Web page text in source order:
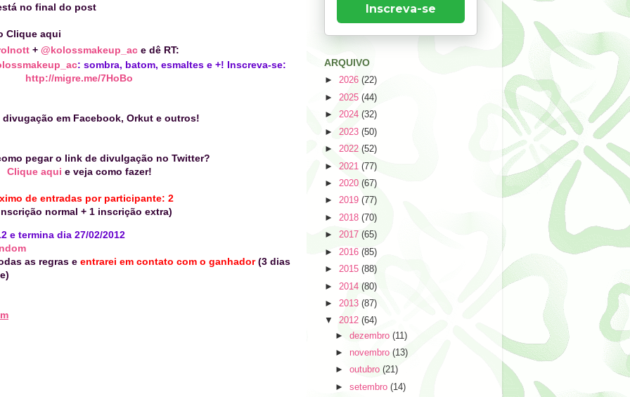
no final do post
Clique aqui
+ @kolossmakeup_ac e dê RT:
: sombra, batom, esmaltes e +! Inscreva-se:
http://migre.me/7HoBo
divugação em Facebook, Orkut e outros!
pegar o link de divulgação no Twitter?
Clique aqui e veja como fazer!
de entradas por participante: 2
normal + 1 inscrição extra)
e termina dia 27/02/2012
as regras e entrarei em contato com o ganhador(3 dias
Inscreva-se
ARQUIVO
► 2026 (22)
► 2025 (44)
► 2024 (32)
► 2023 (50)
► 2022 (52)
► 2021 (77)
► 2020 (67)
► 2019 (77)
► 2018 (70)
► 2017 (65)
► 2016 (85)
► 2015 (88)
► 2014 (80)
► 2013 (87)
▼ 2012 (64)
►dezembro(11)
► novembro(13)
►outubro(21)
►setembro(14)